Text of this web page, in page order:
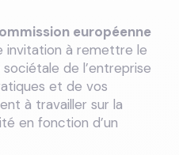
européenne
invitation à remettre le
de l’entreprise
et de vos
à travailler sur la
en fonction d’un